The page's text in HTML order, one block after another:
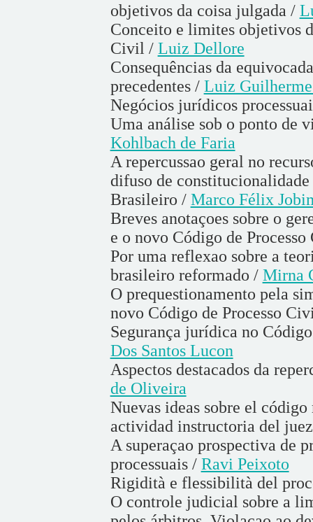
objetivos da coisa julgada /
Conceito e limites objetivos
Civil / Luiz Dellore
Consequências da
precedentes / Luiz
Negócios jurídicos
Uma análise sob o ponto de
Kohlbach de Faria
A repercussao geral no
difuso de
Brasileiro / Marco Félix
Breves anotaçoes sobre o
e o novo Código de
Por uma reflexao sobre a
brasileiro reformado / Mirna
O prequestionamento pela
novo Código de Processo
Segurança jurídica no
Dos Santos Lucon
Aspectos destacados da
de Oliveira
Nuevas ideas sobre el
actividad instructoria del
A superaçao prospectiva de
processuais / Ravi Peixoto
Rigidità e flessibilità del
O controle judicial sobre a